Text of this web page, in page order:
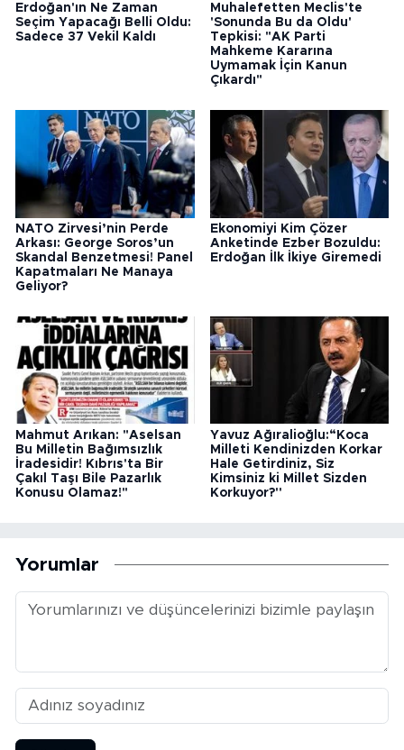
Erdoğan'ın Ne Zaman
Seçim Yapacağı Belli Oldu:
Sadece 37 Vekil Kaldı
Muhalefetten Meclis'te
'Sonunda Bu da Oldu'
Tepkisi: "AK Parti
Mahkeme Kararına
Uymamak İçin Kanun
Çıkardı"
NATO Zirvesi’nin Perde
Arkası: George Soros’un
Skandal Benzetmesi! Panel
Kapatmaları Ne Manaya
Geliyor?
Ekonomiyi Kim Çözer
Anketinde Ezber Bozuldu:
Erdoğan İlk İkiye Giremedi
Mahmut Arıkan: "Aselsan
Bu Milletin Bağımsızlık
İradesidir! Kıbrıs'ta Bir
Çakıl Taşı Bile Pazarlık
Konusu Olamaz!"
Yavuz Ağıralioğlu:“Koca
Milleti Kendinizden Korkar
Hale Getirdiniz, Siz
Kimsiniz ki Millet Sizden
Korkuyor?''
Yorumlar